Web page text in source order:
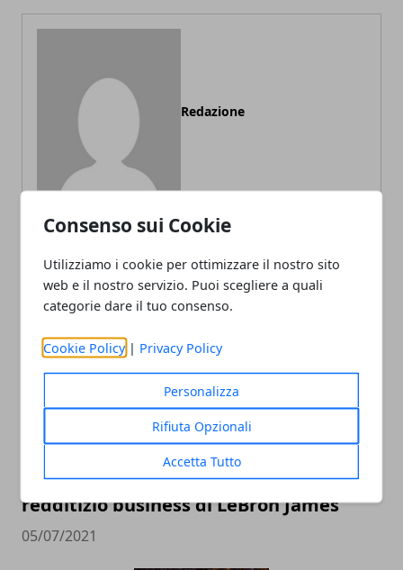
Consenso sui Cookie
Utilizziamo i cookie per ottimizzare il nostro sito
web e il nostro servizio. Puoi scegliere a quali
categorie dare il tuo consenso.
Cookie Policy | Privacy Policy
Personalizza
Rifiuta Opzionali
Accetta Tutto
Redazione
ARTICOLI CORRELATI
I paperoni della NBA: il vorticoso e
redditizio business di LeBron James
05/07/2021